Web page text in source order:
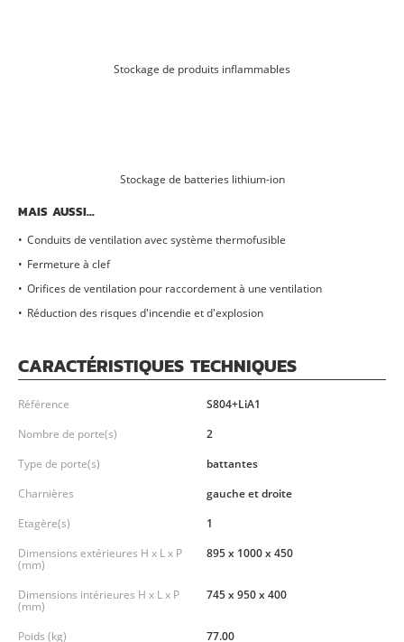
Stockage de produits inflammables
Stockage de batteries lithium-ion
MAIS AUSSI...
Conduits de ventilation avec système thermofusible
Fermeture à clef
Orifices de ventilation pour raccordement à une ventilation
Réduction des risques d'incendie et d'explosion
CARACTÉRISTIQUES TECHNIQUES
Référence
S804+LiA1
Nombre de porte(s)
2
Type de porte(s)
battantes
Charnières
gauche et droite
Etagère(s)
1
Dimensions extérieures H x L x P
(mm)
895 x 1000 x 450
Dimensions intérieures H x L x P
(mm)
745 x 950 x 400
Poids (kg)
77.00